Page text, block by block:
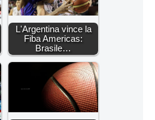
L'Argentina vince la
Fiba Americas:
Brasile…